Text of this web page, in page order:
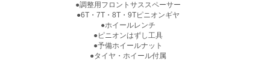
●調整用フロントサススペーサー
●6T・7T・8T・9Tピニオンギヤ
●ホイールレンチ
●ピニオンはずし工具
●予備ホイールナット
●タイヤ・ホイール付属